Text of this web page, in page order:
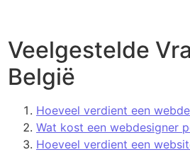
Veelgestelde
België
Hoeveel verdient een
Wat kost een webdesigner
Hoeveel verdient een